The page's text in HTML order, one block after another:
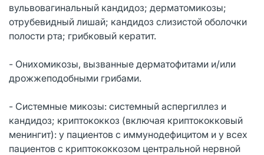
вульвовагинальный кандидоз; дерматомикозы;
отрубевидный лишай; кандидоз слизистой оболочки
полости рта; грибковый кератит.
- Онихомикозы, вызванные дерматофитами и/или
дрожжеподобными грибами.
- Системные микозы: системный аспергиллез и
кандидоз; криптококкоз (включая криптококковый
менингит): у пациентов с иммунодефицитом и у всех
пациентов с криптококкозом центральной нервной